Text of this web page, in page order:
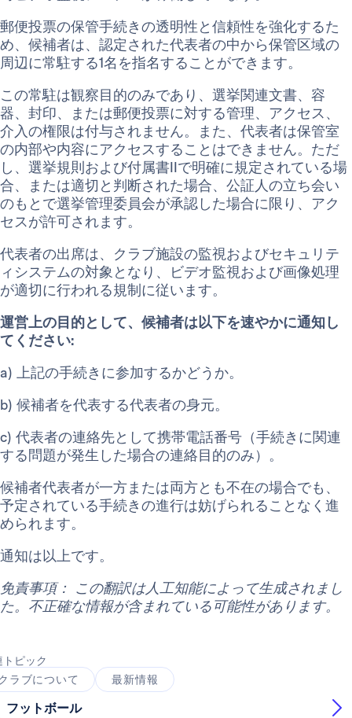
郵便投票の保管手続きの透明性と信頼性を強化するた
め、候補者は、認定された代表者の中から保管区域の
周辺に常駐する1名を指名することができます。
この常駐は観察目的のみであり、選挙関連文書、容
器、封印、または郵便投票に対する管理、アクセス、
介入の権限は付与されません。また、代表者は保管室
の内部や内容にアクセスすることはできません。ただ
し、選挙規則および付属書IIで明確に規定されている場
合、または適切と判断された場合、公証人の立ち会い
のもとで選挙管理委員会が承認した場合に限り、アク
セスが許可されます。
代表者の出席は、クラブ施設の監視およびセキュリテ
ィシステムの対象となり、ビデオ監視および画像処理
が適切に行われる規制に従います。
運営上の目的として、候補者は以下を速やかに通知し
てください:
a)
上記の手続きに参加するかどうか。
b) 候補者を代表する代表者の身元。
c) 代表者の連絡先として携帯電話番号（手続きに関連
する問題が発生した場合の連絡目的のみ）。
候補者代表者が一方または両方とも不在の場合でも、
予定されている手続きの進行は妨げられることなく進
められます。
通知は以上です。
免責事項： この翻訳は人工知能によって生成されまし
た。不正確な情報が含まれている可能性があります。
トピック
ラブについて
最新情報
フットボール